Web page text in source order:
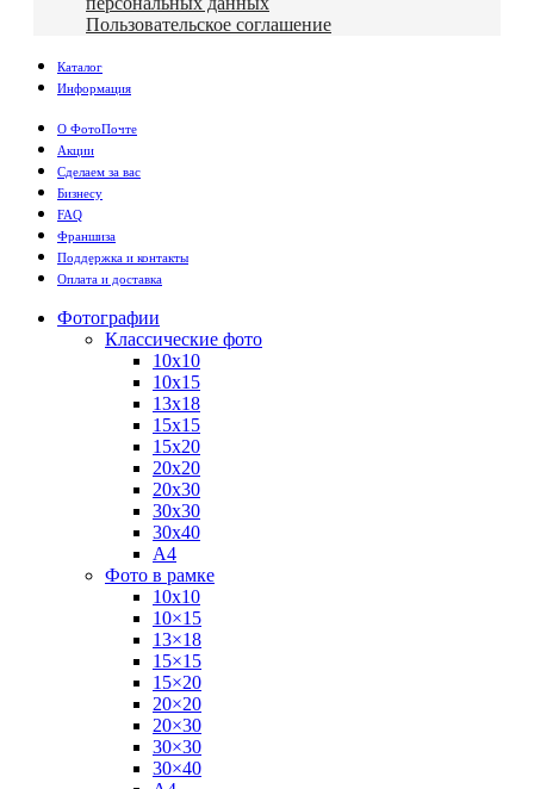
Пользовательское соглашение
Каталог
Информация
О ФотоПочте
Акции
Сделаем за вас
Бизнесу
FAQ
Франшиза
Поддержка и контакты
Оплата и доставка
Фотографии
Классические фото
10х10
10х15
13х18
15х15
15х20
20х20
20х30
30х30
30х40
А4
Фото в рамке
10х10
10×15
13×18
15×15
15×20
20×20
20×30
30×30
30×40